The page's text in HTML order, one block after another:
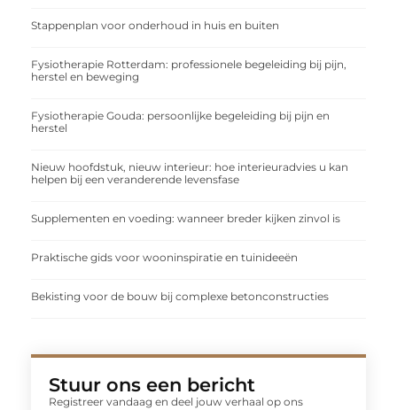
Stappenplan voor onderhoud in huis en buiten
Fysiotherapie Rotterdam: professionele begeleiding bij pijn,
herstel en beweging
Fysiotherapie Gouda: persoonlijke begeleiding bij pijn en
herstel
Nieuw hoofdstuk, nieuw interieur: hoe interieuradvies u kan
helpen bij een veranderende levensfase
Supplementen en voeding: wanneer breder kijken zinvol is
Praktische gids voor wooninspiratie en tuinideeën
Bekisting voor de bouw bij complexe betonconstructies
Stuur ons een bericht
Registreer vandaag en deel jouw verhaal op ons